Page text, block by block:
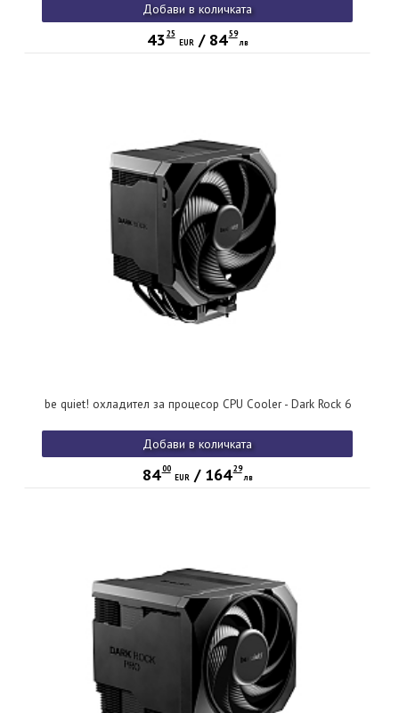
Добави в количката
43 25
EUR/ 84 59
лв
be quiet! охладител за процесор CPU Cooler - Dark Rock 6
Добави в количката
84 00
EUR/ 164 29
лв